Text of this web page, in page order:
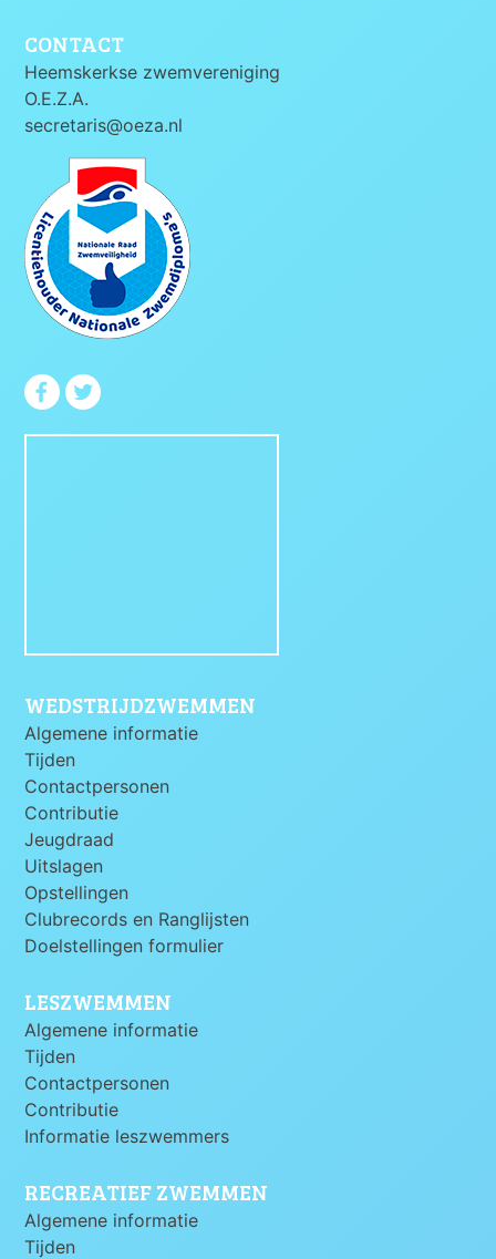
CONTACT
Heemskerkse zwemvereniging
O.E.Z.A.
secretaris@oeza.nl
WEDSTRIJDZWEMMEN
Algemene informatie
Tijden
Contactpersonen
Contributie
Jeugdraad
Uitslagen
Opstellingen
Clubrecords en Ranglijsten
Doelstellingen formulier
LESZWEMMEN
Algemene informatie
Tijden
Contactpersonen
Contributie
Informatie leszwemmers
RECREATIEF ZWEMMEN
Algemene informatie
Tijden